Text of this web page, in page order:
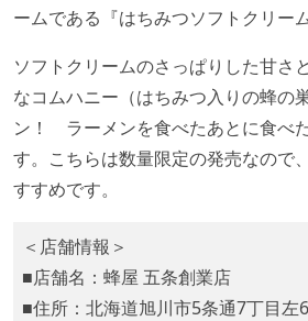
ームである『はちみつソフトクリー
ソフトクリームのさっぱりした甘さ
なコムハニー（はちみつ入りの蜂の
ン！ ラーメンを食べたあとに食べ
す。こちらは数量限定の発売なので
すすめです。
＜店舗情報＞
■店舗名：蜂屋 五条創業店
■住所：北海道旭川市5条通7丁目